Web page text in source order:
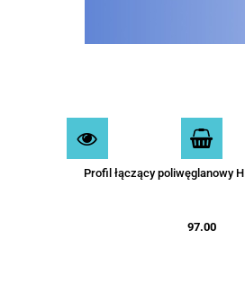
Profil łączący poliwęglanowy
97.00